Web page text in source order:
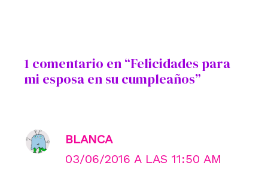
1 comentario en “Felicidades para
mi esposa en su cumpleaños”
BLANCA
03/06/2016 A LAS 11:50 AM